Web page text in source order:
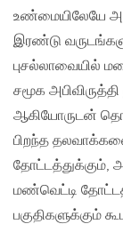
உண்மையிலேயே
இரண்டு
புசல்லாவையில்
சமூக
ஆகியோருடன்
பிறந்த
தோட்டத்துக்கும்,
மண்வெட்டி
பகுதிகளுக்கும்